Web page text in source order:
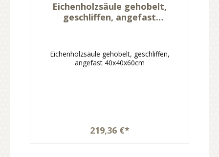
Eichenholzsäule gehobelt,
geschliffen, angefast
Eichenholzsäule gehobelt, geschliffen,
angefast 40x40x60cm
219,36 €*